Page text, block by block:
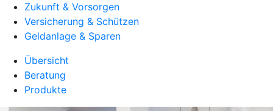
Zukunft & Vorsorgen
Versicherung & Schützen
Geldanlage & Sparen
Übersicht
Beratung
Produkte